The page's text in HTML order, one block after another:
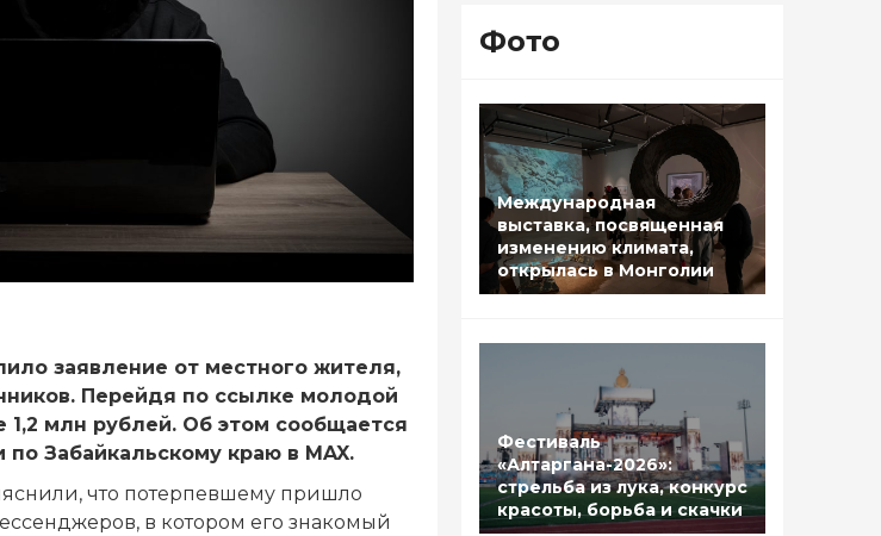
заявление от местного жителя,
Перейдя по ссылке молодой
1,2 млн рублей. Об этом сообщается
Забайкальскому краю в MAX.
что потерпевшему пришло
в котором его знакомый
Фото
Международная
выставка, посвященная
изменению климата,
открылась в Монголии
Фестиваль
«Алтаргана-2026»:
стрельба из лука, конкурс
красоты, борьба и скачки